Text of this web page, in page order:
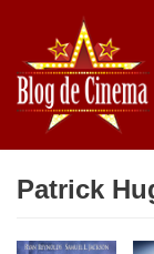
Sari
la
conținut
Patrick